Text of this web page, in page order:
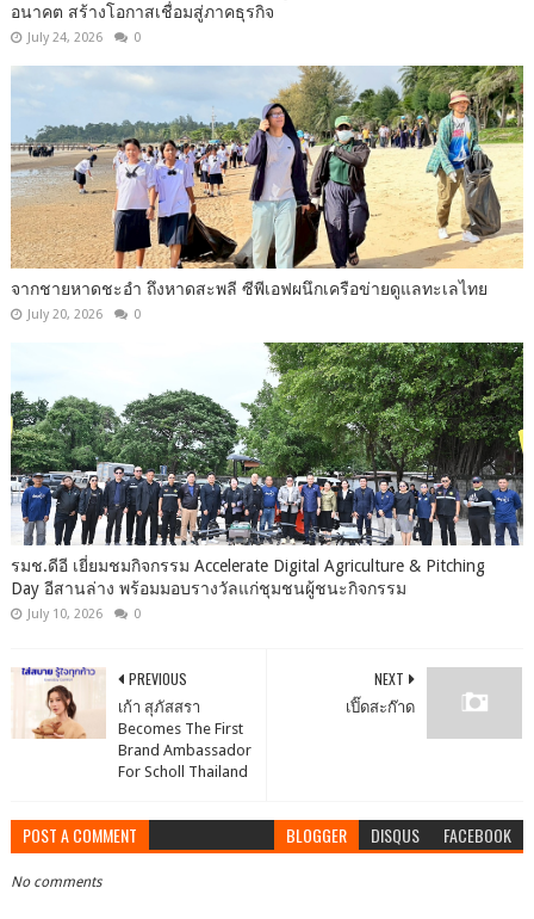
อนาคต สร้างโอกาสเชื่อมสู่ภาคธุรกิจ
July 24, 2026 0
จากชายหาดชะอำ ถึงหาดสะพลี ซีพีเอฟผนึกเครือข่ายดูแลทะเลไทย
July 20, 2026 0
รมช.ดีอี เยี่ยมชมกิจกรรม Accelerate Digital Agriculture & Pitching
Day อีสานล่าง พร้อมมอบรางวัลแก่ชุมชนผู้ชนะกิจกรรม
July 10, 2026 0
NEXT
เปิ๊ดสะก๊าด
PREVIOUS
เก้า สุภัสสรา
Becomes The First
Brand Ambassador
For Scholl Thailand
POST A COMMENT BLOGGER DISQUS FACEBOOK
No comments